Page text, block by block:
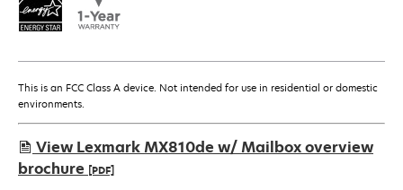
This is an FCC Class A device. Not intended for use in residential or domestic
environments.
View Lexmark MX810de w/ Mailbox overview
brochure [PDF]